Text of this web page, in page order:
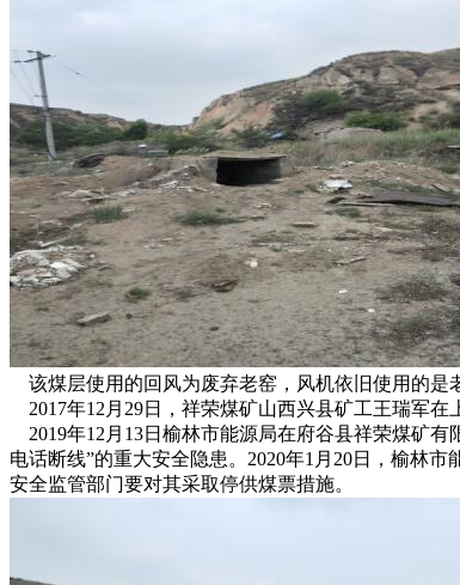
该煤层使用的回风为废弃老窑，风机依旧使用的是
2017年12月29日，祥荣煤矿山西兴县矿工王瑞军在
2019年12月13日榆林市能源局在府谷县祥荣煤矿
电话断线”的重大安全隐患。2020年1月20日，榆林
安全监管部门要对其采取停供煤票措施。